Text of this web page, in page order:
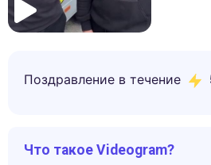
Поздравление в течение
Что такое Videogram?